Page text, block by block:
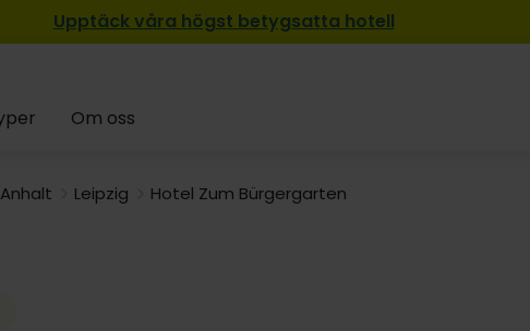
Upptäck våra högst betygsatta hotell
Om oss
Leipzig Hotel Zum Bürgergarten